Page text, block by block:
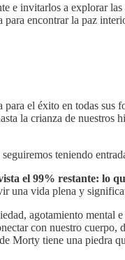
e invitarlos a explorar
encontrar la paz
el éxito en todas sus
la crianza de nuestros
teniendo
el 99% restante: lo
una vida plena y
agotamiento mental
con nuestro cuerpo,
Morty tiene una piedra